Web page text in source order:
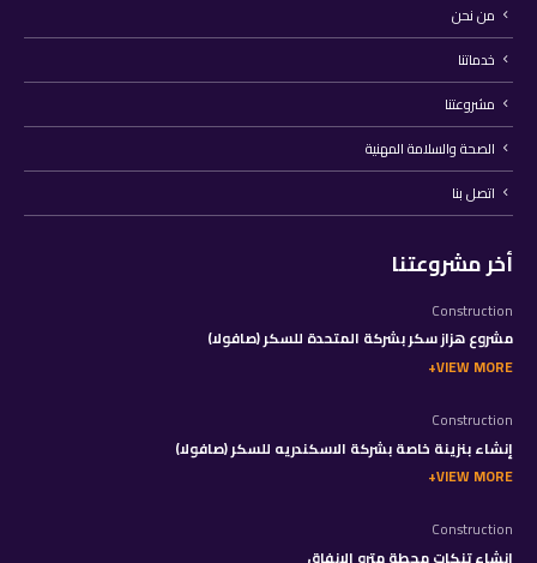
من نحن
خدماتنا
مشروعتنا
الصحة والسلامة المهنية
اتصل بنا
أخر مشروعتنا
Construction
مشروع هزاز سكر بشركة المتحدة للسكر (صافولا)
VIEW MORE
Construction
إنشاء بنزينة خاصة بشركة الاسكندريه للسكر (صافولا)
VIEW MORE
Construction